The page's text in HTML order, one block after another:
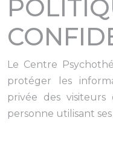
Le Centre
protéger les
privée des
personne utilisant